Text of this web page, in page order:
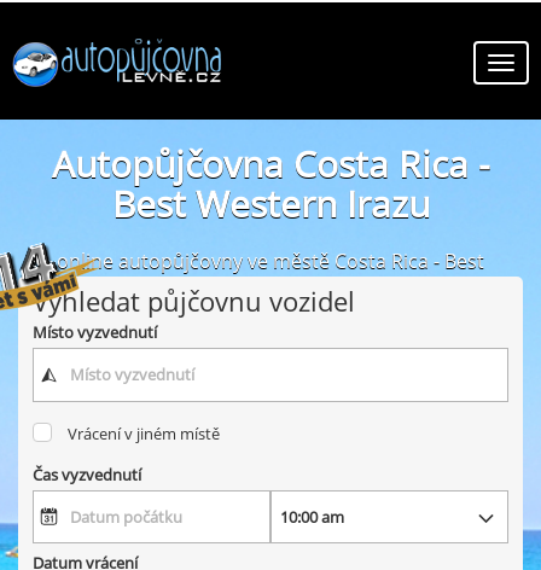
Autopůjčovna Costa Rica -
Best Western Irazu
online autopůjčovny ve městě Costa Rica - Best
Western Irazu
Vyhledat půjčovnu vozidel
Místo vyzvednutí
Vrácení v jiném místě
Čas vyzvednutí
Datum vrácení